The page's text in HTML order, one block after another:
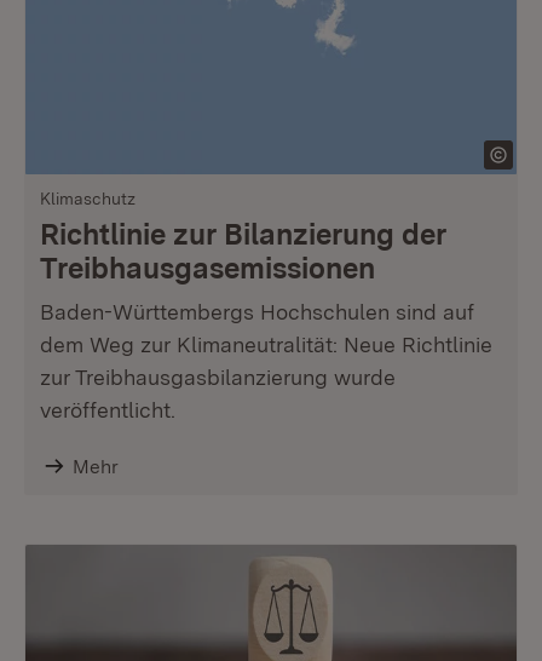
Klimaschutz
Richtlinie zur Bilanzierung der
Treibhausgasemissionen
Baden-Württembergs Hochschulen sind auf
dem Weg zur Klimaneutralität: Neue Richtlinie
zur Treibhausgasbilanzierung wurde
veröffentlicht.
Mehr